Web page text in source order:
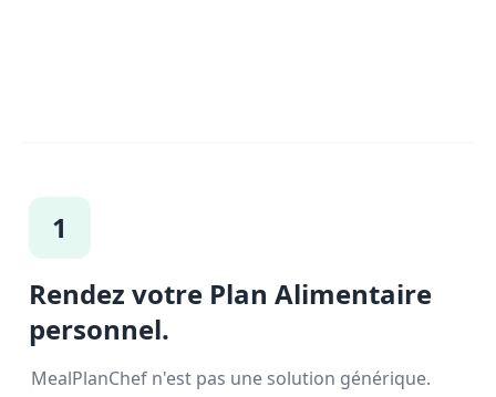
1
Rendez votre Plan Alimentaire
personnel.
MealPlanChef n'est pas une solution générique.